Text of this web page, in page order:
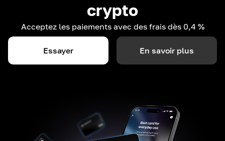
crypto
Acceptez les paiements avec des frais dès 0,4 %
Essayer En savoir plus